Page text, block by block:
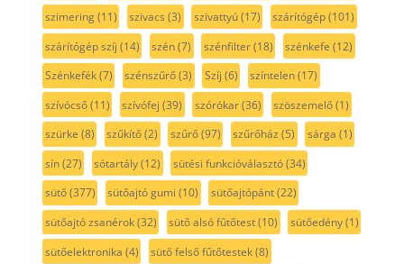
szimering(11) szivacs (3) szivattyú(17) szárítógép(101)
szárítógép szíj (14) szén(7) szénfilter(18) szénkefe (12)
Szénkefék(7) szénszűrő(3) Szíj (6) színtelen(17)
szívócső(11) szívófej (39) szórókar(36) szöszemelő(1)
szürke (8) szűkítő(2) szűrő(97) szűrőház (5) sárga (1)
sín(27) sótartály(12) sütési funkcióválasztó(34)
sütő(377) sütőajtó gumi (10) sütőajtópánt(22)
sütőajtó zsanérok(32) sütő alsó fűtőtest(10) sütőedény(1)
sütőelektronika (4) sütő felső fűtőtestek(8)